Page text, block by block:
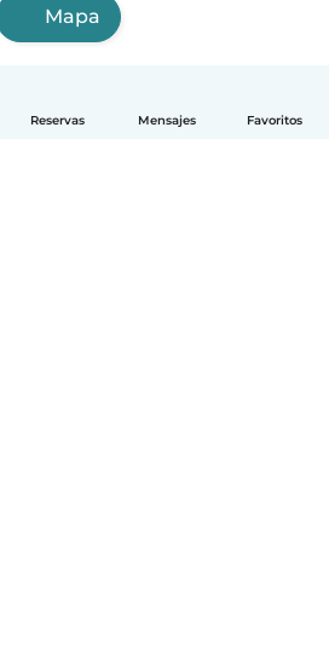
Reservas Mensajes Favoritos
Mapa